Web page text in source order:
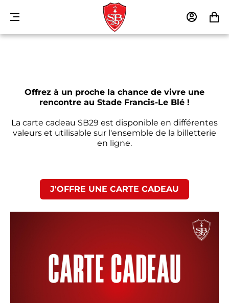
MENU MON MON
Offrez à un proche la chance de vivre une
rencontre au Stade Francis-Le Blé !
La carte cadeau SB29 est disponible en différentes
valeurs et utilisable sur l'ensemble de la billetterie
en ligne.
J'OFFRE UNE CARTE CADEAU